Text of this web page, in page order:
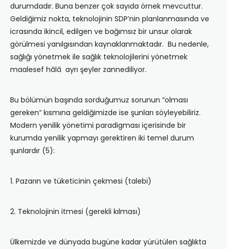
durumdadır. Buna benzer çok sayıda örnek mevcuttur.
Geldiğimiz nokta, teknolojinin SDP’nin planlanmasında ve
icrasında ikincil, edilgen ve bağımsız bir unsur olarak
görülmesi yanılgısından kaynaklanmaktadır. Bu nedenle,
sağlığı yönetmek ile sağlık teknolojilerini yönetmek
maalesef hâlâ ayrı şeyler zannediliyor.
Bu bölümün başında sorduğumuz sorunun “olması
gereken” kısmına geldiğimizde ise şunları söyleyebiliriz.
Modern yenilik yönetimi paradigması içerisinde bir
kurumda yenilik yapmayı gerektiren iki temel durum
şunlardır (5):
1. Pazarın ve tüketicinin çekmesi (talebi)
2. Teknolojinin itmesi (gerekli kılması)
Ülkemizde ve dünyada bugüne kadar yürütülen sağlıkta